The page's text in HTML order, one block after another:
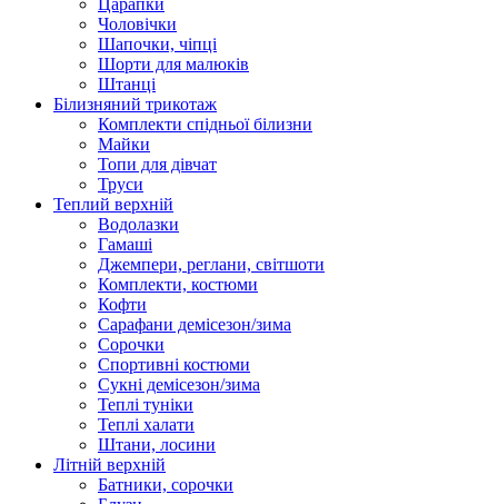
Чоловічки
Шапочки, чіпці
Шорти для малюків
Штанці
Білизняний трикотаж
Комплекти спідньої білизни
Майки
Топи для дівчат
Труси
Теплий верхній
Водолазки
Гамаші
Джемпери, реглани, світшоти
Комплекти, костюми
Кофти
Сарафани демісезон/зима
Сорочки
Спортивні костюми
Сукні демісезон/зима
Теплі туніки
Теплі халати
Штани, лосини
Літній верхній
Батники, сорочки